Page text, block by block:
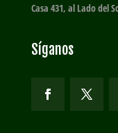
Casa 431, al Lado del
Síganos